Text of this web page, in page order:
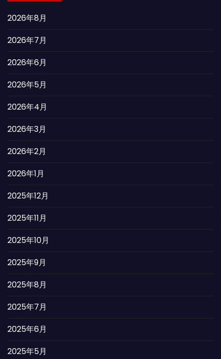
2026年8月
2026年7月
2026年6月
2026年5月
2026年4月
2026年3月
2026年2月
2026年1月
2025年12月
2025年11月
2025年10月
2025年9月
2025年8月
2025年7月
2025年6月
2025年5月